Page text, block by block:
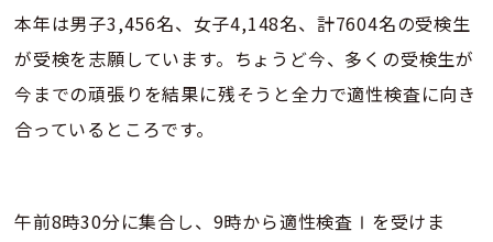
本年は男子3,456名、女子4,148名、計7604名の受検生
が受検を志願しています。ちょうど今、多くの受検生が
今までの頑張りを結果に残そうと全力で適性検査に向き
合っているところです。
午前8時30分に集合し、9時から適性検査Ⅰを受けま